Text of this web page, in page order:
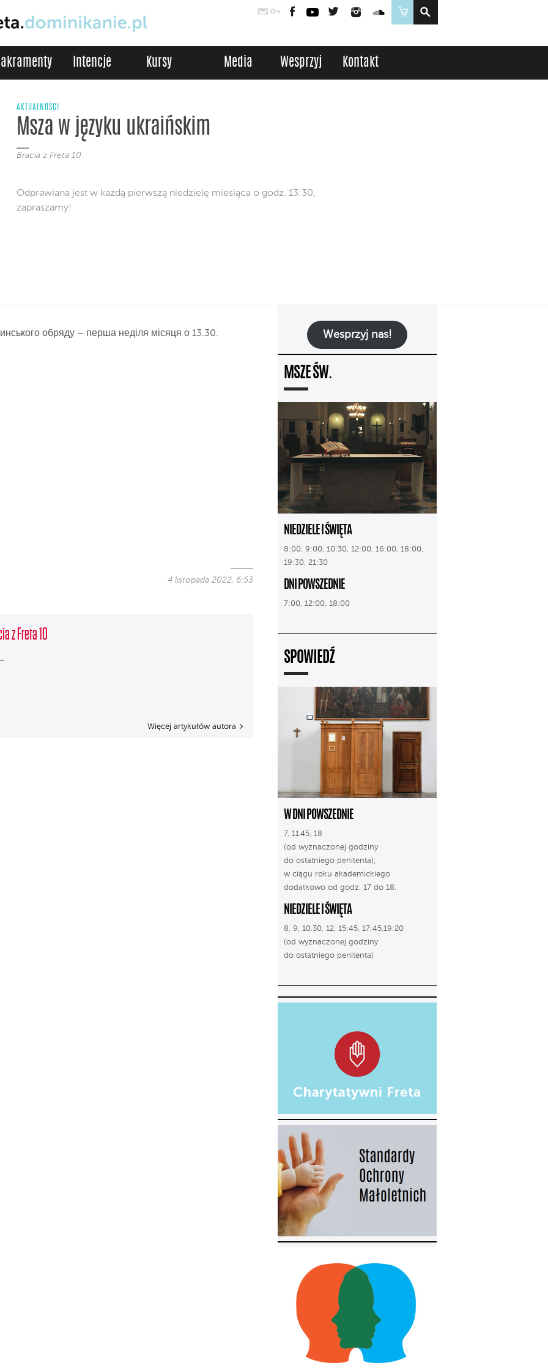
PocztaLogowanie
FacebookYouTubeTwitter InstagramSoundCloud
Sklep
Intencje Kursy Media Wesprzyj Kontakt
AKTUALNOŚCI
Msza w języku ukraińskim
Bracia z Freta 10
Odprawiana jest w każdą pierwszą niedzielę miesiąca o godz. 13:30,
zapraszamy!
обряду – перша неділя місяця о 13.30.
4 listopada 2022, 6:53
z Freta 10
Więcej artykułów autora
Wesprzyj nas!
MSZE ŚW.
NIEDZIELE I ŚWIĘTA
8:00, 9:00, 10:30, 12:00, 16:00, 18:00,
19:30, 21:30
DNI POWSZEDNIE
7:00, 12:00, 18:00
SPOWIEDŹ
W DNI POWSZEDNIE
7, 11.45, 18
(od wyznaczonej godziny
do ostatniego penitenta);
w ciągu roku akademickiego
dodatkowo od godz. 17 do 18.
NIEDZIELE I ŚWIĘTA
8, 9, 10.30, 12, 15:45, 17:45,19:20
(od wyznaczonej godziny
do ostatniego penitenta)